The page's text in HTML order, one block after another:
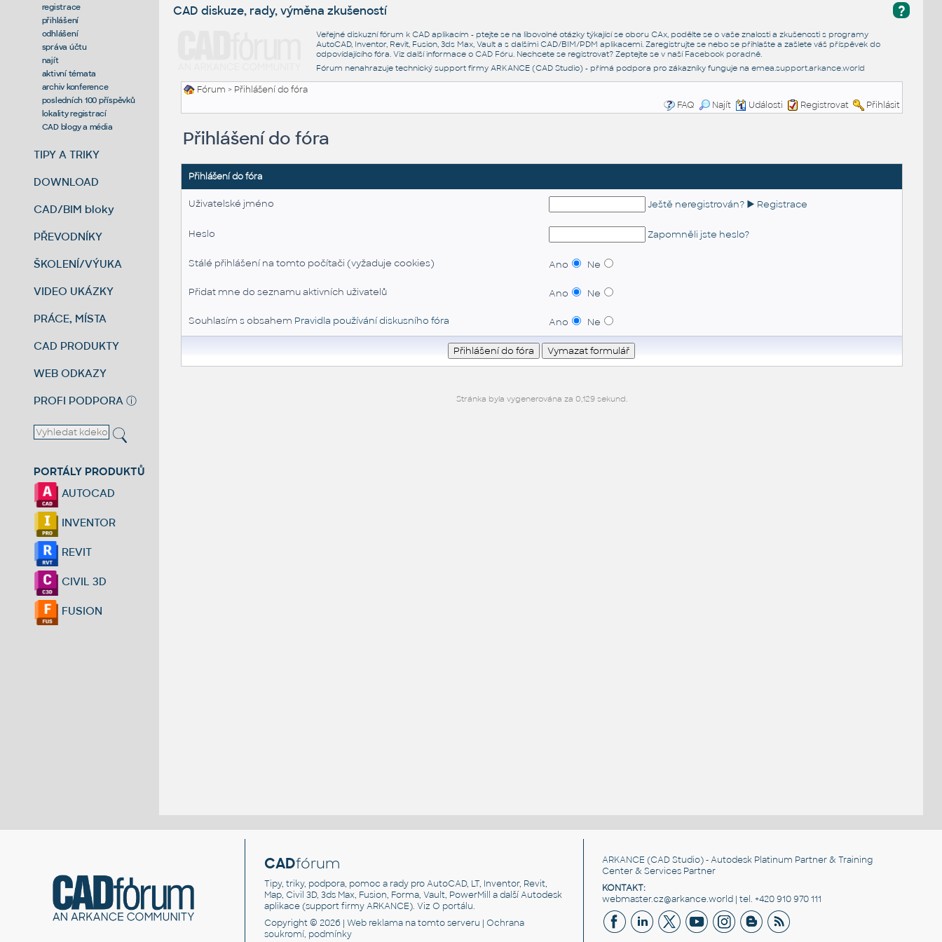
registrace
přihlášení
odhlášení
správa účtu
najít
aktivní témata
archiv konference
posledních 100 příspěvků
lokality registrací
CAD blogy a média
TIPY A TRIKY
DOWNLOAD
CAD/BIM bloky
PŘEVODNÍKY
ŠKOLENÍ/VÝUKA
VIDEO UKÁZKY
PRÁCE, MÍSTA
CAD PRODUKTY
WEB ODKAZY
PROFI PODPORA ⓘ
PORTÁLY PRODUKTŮ
AUTOCAD
INVENTOR
REVIT
CIVIL 3D
FUSION
?
CAD diskuze, rady, výměna zkušeností
Veřejné diskuzní fórum k CAD aplikacím - ptejte se na libovolné otázky týkající se oboru CAx, podělte se o vaše znalosti a zkušenosti s programy
AutoCAD, Inventor, Revit, Fusion, 3ds Max, Vault a s dalšími CAD/BIM/PDM aplikacemi. Zaregistrujte se nebo se přihlašte a zašlete váš příspěvek do
odpovídajícího fóra. Viz další informace o CAD Fóru. Nechcete se registrovat? Zeptejte se v naší Facebook poradně.
Fórum nenahrazuje technický support firmy ARKANCE (CAD Studio) - přímá podpora pro zákazníky funguje na emea.support.arkance.world
Fórum > Přihlášení do fóra
FAQ
Najít Události Registrovat Přihlásit
Přihlášení do fóra
Přihlášení do fóra
Uživatelské jméno Ještě neregistrován? ► Registrace
Heslo Zapomněli jste heslo?
Stálé přihlášení na tomto počítači (vyžaduje cookies) Ano Ne
Přidat mne do seznamu aktivních uživatelů Ano Ne
Souhlasím s obsahem Pravidla používání diskusního fóra Ano Ne
Stránka byla vygenerována za 0,129 sekund.
CADfórum
Tipy, triky, podpora, pomoc a rady pro AutoCAD, LT, Inventor, Revit,
Map, Civil 3D, 3ds Max, Fusion, Forma, Vault, PowerMill a další Autodesk
aplikace (support firmy ARKANCE). VizO portálu.
Copyright © 2026 |Web reklama na tomto serveru |Ochrana
soukromí, podmínky
ARKANCE (CAD Studio) - Autodesk Platinum Partner & Training
Center & Services Partner
KONTAKT:
webmaster.cz@arkance.world | tel. +420 910 970 111